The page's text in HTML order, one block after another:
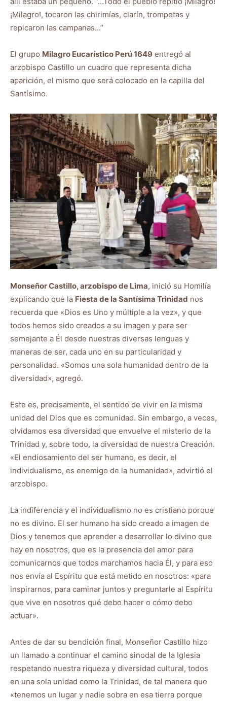
¡Milagro!, tocaron las chirimías, clarín, trompetas y
repicaron las campanas…”
El grupo Milagro Eucarístico Perú 1649 entregó al
arzobispo Castillo un cuadro que representa dicha
aparición, el mismo que será colocado en la capilla del
Santísimo.
Monseñor Castillo, arzobispo de Lima, inició su Homilía
explicando que la Fiesta de la Santísima Trinidad nos
recuerda que «Dios es Uno y múltiple a la vez», y que
todos hemos sido creados a su imagen y para ser
semejante a Él desde nuestras diversas lenguas y
maneras de ser, cada uno en su particularidad y
personalidad. «Somos una sola humanidad dentro de la
diversidad», agregó.
Este es, precisamente, el sentido de vivir en la misma
unidad del Dios que es comunidad. Sin embargo, a veces,
olvidamos esa diversidad que envuelve el misterio de la
Trinidad y, sobre todo, la diversidad de nuestra Creación.
«El endiosamiento del ser humano, es decir, el
individualismo, es enemigo de la humanidad», advirtió el
arzobispo.
La indiferencia y el individualismo no es cristiano porque
no es divino. El ser humano ha sido creado a imagen de
Dios y tenemos que aprender a desarrollar lo divino que
hay en nosotros, que es la presencia del amor para
comunicarnos que todos marchamos hacia Él, y para eso
nos envía al Espíritu que está metido en nosotros: «para
inspirarnos, para caminar juntos y preguntarle al Espíritu
que vive en nosotros qué debo hacer o cómo debo
actuar».
Antes de dar su bendición final, Monseñor Castillo hizo
un llamado a continuar el camino sinodal de la Iglesia
respetando nuestra riqueza y diversidad cultural, todos
en una sola unidad como la Trinidad, de tal manera que
«tenemos un lugar y nadie sobra en esa tierra porque